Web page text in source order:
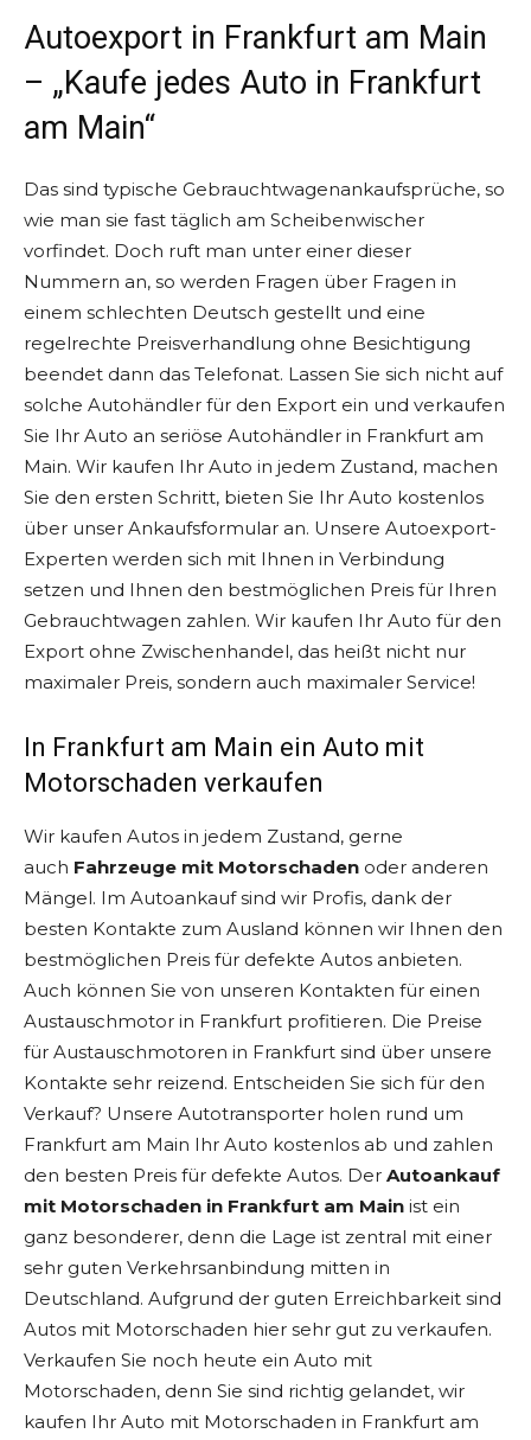
Autoexport in Frankfurt am Main
– „Kaufe jedes Auto in Frankfurt
am Main“
Das sind typische Gebrauchtwagenankaufsprüche, so
wie man sie fast täglich am Scheibenwischer
vorfindet. Doch ruft man unter einer dieser
Nummern an, so werden Fragen über Fragen in
einem schlechten Deutsch gestellt und eine
regelrechte Preisverhandlung ohne Besichtigung
beendet dann das Telefonat. Lassen Sie sich nicht auf
solche Autohändler für den Export ein und verkaufen
Sie Ihr Auto an seriöse Autohändler in Frankfurt am
Main. Wir kaufen Ihr Auto in jedem Zustand, machen
Sie den ersten Schritt, bieten Sie Ihr Auto kostenlos
über unser Ankaufsformular an. Unsere Autoexport-
Experten werden sich mit Ihnen in Verbindung
setzen und Ihnen den bestmöglichen Preis für Ihren
Gebrauchtwagen zahlen. Wir kaufen Ihr Auto für den
Export ohne Zwischenhandel, das heißt nicht nur
maximaler Preis, sondern auch maximaler Service!
In Frankfurt am Main ein Auto mit
Motorschaden verkaufen
Wir kaufen Autos in jedem Zustand, gerne
auch Fahrzeuge mit Motorschaden oder anderen
Mängel. Im Autoankauf sind wir Profis, dank der
besten Kontakte zum Ausland können wir Ihnen den
bestmöglichen Preis für defekte Autos anbieten.
Auch können Sie von unseren Kontakten für einen
Austauschmotor in Frankfurt profitieren. Die Preise
für Austauschmotoren in Frankfurt sind über unsere
Kontakte sehr reizend. Entscheiden Sie sich für den
Verkauf? Unsere Autotransporter holen rund um
Frankfurt am Main Ihr Auto kostenlos ab und zahlen
den besten Preis für defekte Autos. Der Autoankauf
mit Motorschaden in Frankfurt am Main ist ein
ganz besonderer, denn die Lage ist zentral mit einer
sehr guten Verkehrsanbindung mitten in
Deutschland. Aufgrund der guten Erreichbarkeit sind
Autos mit Motorschaden hier sehr gut zu verkaufen.
Verkaufen Sie noch heute ein Auto mit
Motorschaden, denn Sie sind richtig gelandet, wir
kaufen Ihr Auto mit Motorschaden in Frankfurt am